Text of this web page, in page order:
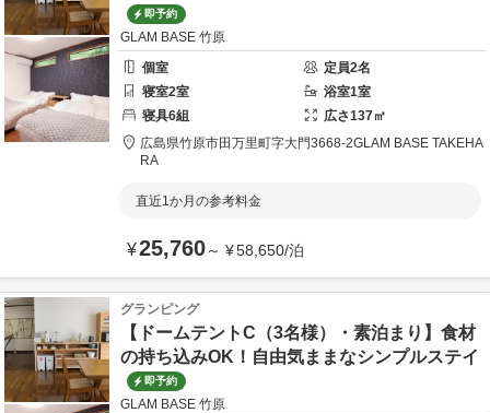
即予約
GLAM BASE 竹原
個室
定員2名
寝室2室 浴室1室
寝具6組 広さ137㎡
広島県竹原市田万里町字大門3668-2GLAM BASE TAKEHA
RA
直近1か月の参考料金
¥25,760～ ¥58,650/泊
グランピング
【ドームテントC（3名様）・素泊まり】食材
の持ち込みOK！自由気ままなシンプルステイ
即予約
GLAM BASE 竹原